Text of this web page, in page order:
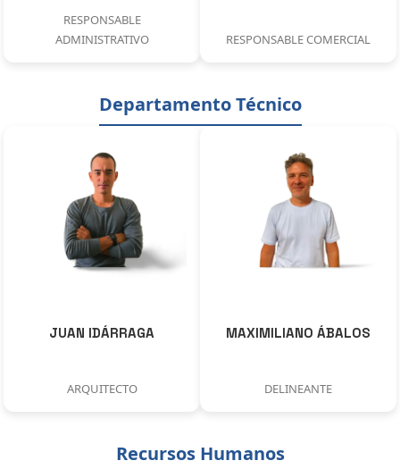
RESPONSABLE
ADMINISTRATIVO
RESPONSABLE COMERCIAL
Departamento Técnico
JUAN IDÁRRAGA
ARQUITECTO
MAXIMILIANO ÁBALOS
DELINEANTE
Recursos Humanos